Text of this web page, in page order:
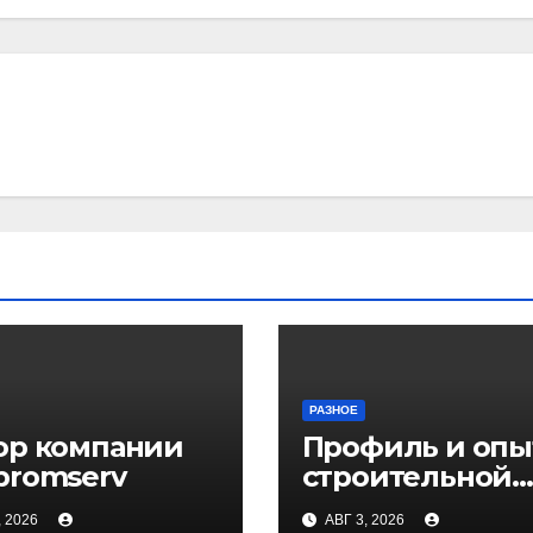
компании
2026
РАЗНОЕ
Профиль и
строительной
компании
АВГ 3, 2026